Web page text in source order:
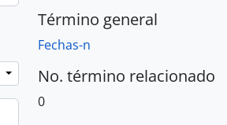
Término general
Fechas-n
No. término relacionado
0